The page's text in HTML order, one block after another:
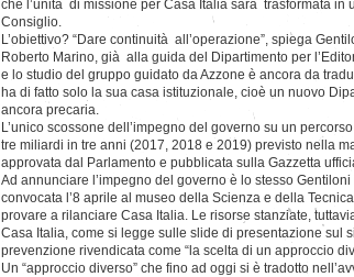
che l’unità di missione per Casa Italia sarà trasformata in
Consiglio.
L’obiettivo? “Dare continuità all’operazione”, spiega
Roberto Marino, già alla guida del Dipartimento per
e lo studio del gruppo guidato da Azzone è ancora da
ha di fatto solo la sua casa istituzionale, cioè un nuovo
ancora precaria.
L’unico scossone dell’impegno del governo su un
tre miliardi in tre anni (2017, 2018 e 2019) previsto nella
approvata dal Parlamento e pubblicata sulla Gazzetta
Ad annunciare l’impegno del governo è lo stesso
convocata l’8 aprile al museo della Scienza e della
provare a rilanciare Casa Italia. Le risorse stanziate,
Casa Italia, come si legge sulle slide di presentazione sul
prevenzione rivendicata come “la scelta di un approccio
Un “approccio diverso” che fino ad oggi si è tradotto